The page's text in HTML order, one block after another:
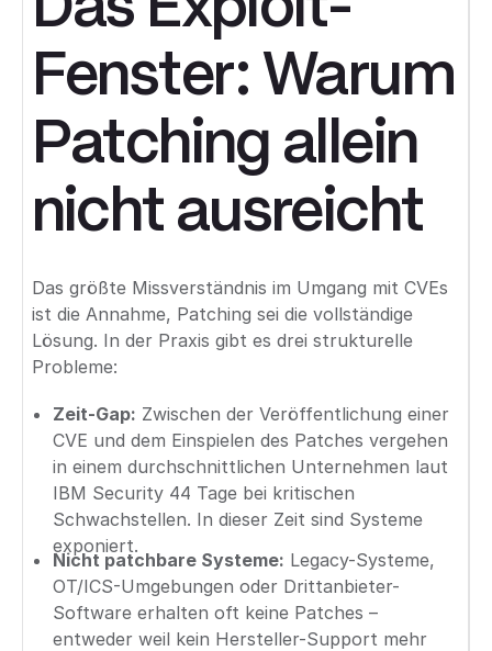
Fenster: Warum
Patching allein
nicht ausreicht
Das größte Missverständnis im Umgang mit CVEs
ist die Annahme, Patching sei die vollständige
Lösung. In der Praxis gibt es drei strukturelle
Probleme:
Zeit-Gap: Zwischen der Veröffentlichung einer
CVE und dem Einspielen des Patches vergehen
in einem durchschnittlichen Unternehmen laut
IBM Security 44 Tage bei kritischen
Schwachstellen. In dieser Zeit sind Systeme
exponiert.
Nicht patchbare Systeme: Legacy-Systeme,
OT/ICS-Umgebungen oder Drittanbieter-
Software erhalten oft keine Patches –
entweder weil kein Hersteller-Support mehr